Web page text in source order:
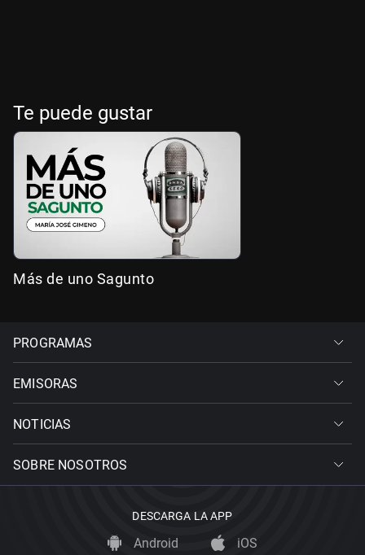
Te puede gustar
Más de uno Sagunto
PROGRAMAS
EMISORAS
NOTICIAS
SOBRE NOSOTROS
DESCARGA LA APP
Android iOS